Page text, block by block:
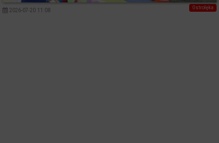
Ostrołęka
2026-07-20 11:08